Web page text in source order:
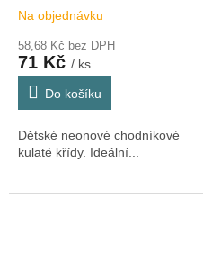
Na objednávku
58,68 Kč bez DPH
71 Kč / ks
Do košíku
Dětské neonové chodníkové
kulaté křídy. Ideální...